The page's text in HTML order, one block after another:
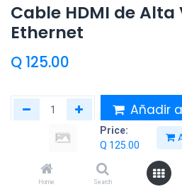
Price:
Q 125.00
Home Search
Cable HDMI de
Ethernet
Q 125.00
Añadir
Añadir a lista de deseos
Entrega calculada: 2 día(s)